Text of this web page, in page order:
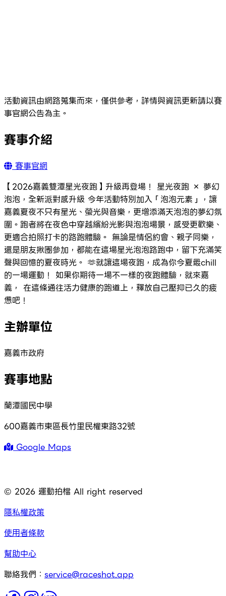
活動資訊由網路蒐集而來，僅供參考，詳情與資訊更新請以賽
事官網公告為主。
賽事介紹
賽事官網
【2026嘉義雙潭星光夜跑】升級再登場！ 星光夜跑 × 夢幻
泡泡，全新派對感升級 今年活動特別加入「泡泡元素」，讓
嘉義夏夜不只有星光、螢光與音樂，更增添滿天泡泡的夢幻氛
圍。跑者將在夜色中穿越繽紛光影與泡泡場景，感受更歡樂、
更適合拍照打卡的路跑體驗。 無論是情侶約會、親子同樂，
還是朋友揪團參加，都能在這場星光泡泡路跑中，留下充滿笑
聲與回憶的夏夜時光。 🫶就讓這場夜跑，成為你今夏最chill
的一場運動！ 如果你期待一場不一樣的夜跑體驗，就來嘉
義， 在這條通往活力健康的跑道上，釋放自己壓抑已久的疲
憊吧！
主辦單位
嘉義市政府
賽事地點
蘭潭國民中學
600嘉義市東區長竹里民權東路32號
Google Maps
© 2026 運動拍檔 All right reserved
隱私權政策
使用者條款
幫助中心
聯絡我們： service@raceshot.app